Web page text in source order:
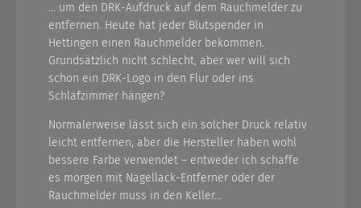
nebenher…
… um den DRK-Aufdruck auf dem Rauchmelder zu
entfernen. Heute hat jeder Blutspender in
Hettingen einen Rauchmelder bekommen.
Grundsätzlich nicht schlecht, aber wer will sich
schon ein DRK-Logo in den Flur oder ins
Schlafzimmer hängen?
Normalerweise lässt sich ein solcher Druck relativ
leicht entfernen, aber die Hersteller haben wohl
bessere Farbe verwendet – entweder ich schaffe
es morgen mit Nagellack-Entferner oder der
Rauchmelder muss in den Keller…